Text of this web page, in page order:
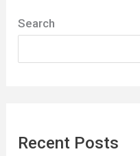
Search
Recent Posts